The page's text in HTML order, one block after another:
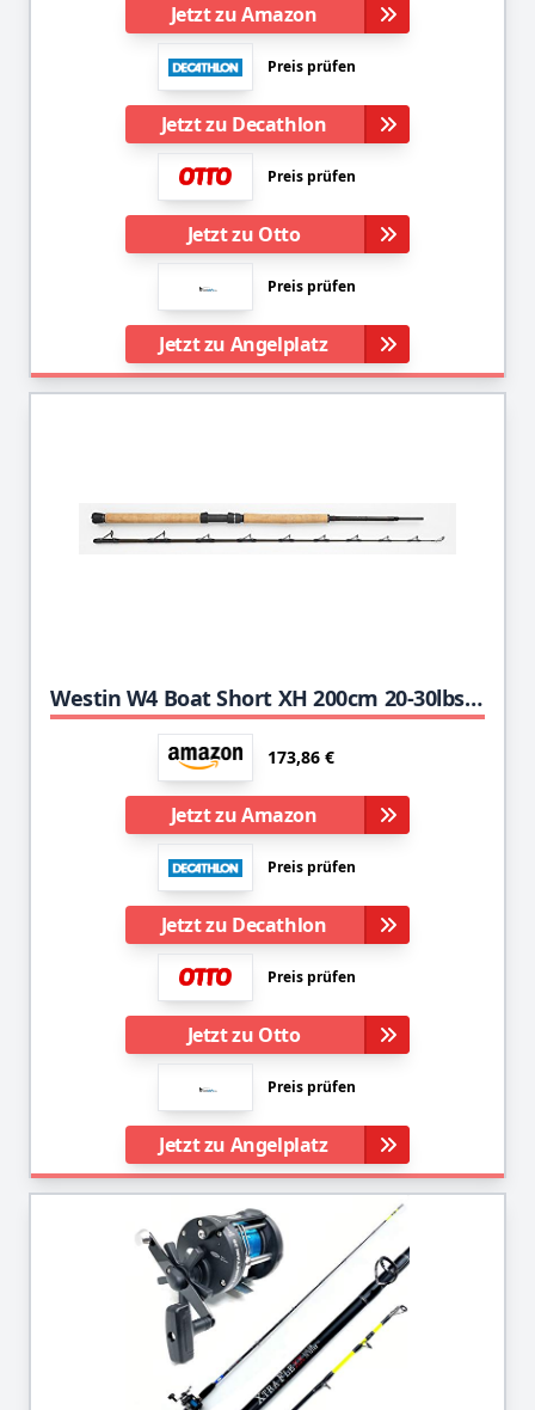
Jetzt zu Amazon
Preis prüfen
Jetzt zu Decathlon
Preis prüfen
Jetzt zu Otto
Preis prüfen
Jetzt zu Angelplatz
Westin W4 Boat Short XH 200cm 20-30lbs 150-400g - Bootsrute zum Meeresangeln in Norwegen & Island, Pilkrute, Meeresrute
173,86 €
Jetzt zu Amazon
Preis prüfen
Jetzt zu Decathlon
Preis prüfen
Jetzt zu Otto
Preis prüfen
Jetzt zu Angelplatz